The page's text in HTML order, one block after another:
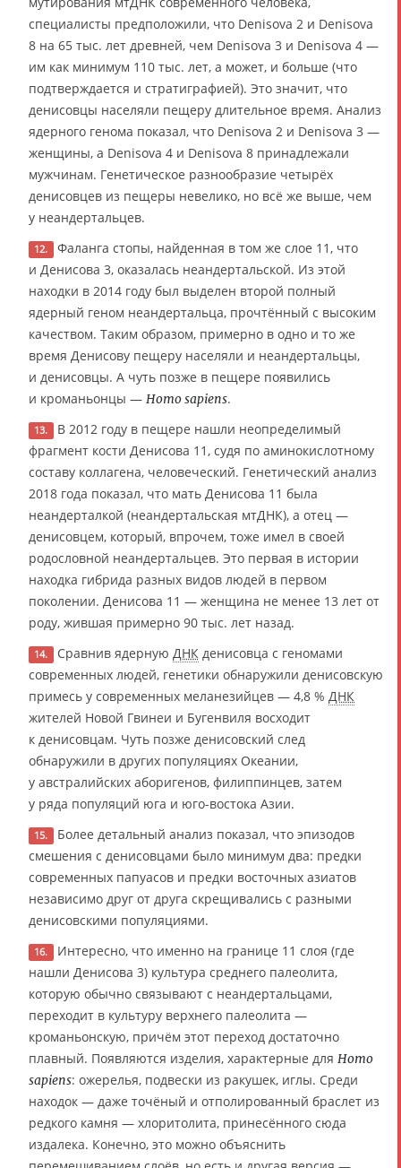
специалисты предположили, что Denisova 2 и Denisova
8 на 65 тыс. лет древней, чем Denisova 3 и Denisova 4 —
им как минимум 110 тыс. лет, а может, и больше (что
подтверждается и стратиграфией). Это значит, что
денисовцы населяли пещеру длительное время. Анализ
ядерного генома показал, что Denisova 2 и Denisova 3 —
женщины, а Denisova 4 и Denisova 8 принадлежали
мужчинам. Генетическое разнообразие четырёх
денисовцев из пещеры невелико, но всё же выше, чем
у неандертальцев.
12. Фаланга стопы, найденная в том же слое 11, что
и Денисова 3, оказалась неандертальской. Из этой
находки в 2014 году был выделен второй полный
ядерный геном неандертальца, прочтённый с высоким
качеством. Таким образом, примерно в одно и то же
время Денисову пещеру населяли и неандертальцы,
и денисовцы. А чуть позже в пещере появились
и кроманьонцы — Homo sapiens.
13. В 2012 году в пещере нашли неопределимый
фрагмент кости Денисова 11, судя по аминокислотному
составу коллагена, человеческий. Генетический анализ
2018 года показал, что мать Денисова 11 была
неандерталкой (неандертальская мтДНК), а отец —
денисовцем, который, впрочем, тоже имел в своей
родословной неандертальцев. Это первая в истории
находка гибрида разных видов людей в первом
поколении. Денисова 11 — женщина не менее 13 лет от
роду, жившая примерно 90 тыс. лет назад.
14. Сравнив ядерную ДНКденисовца с геномами
современных людей, генетики обнаружили денисовскую
примесь у современных меланезийцев — 4,8 % ДНК
жителей Новой Гвинеи и Бугенвиля восходит
к денисовцам. Чуть позже денисовский след
обнаружили в других популяциях Океании,
у австралийских аборигенов, филиппинцев, затем
у ряда популяций юга и юго-востока Азии.
15. Более детальный анализ показал, что эпизодов
смешения с денисовцами было минимум два: предки
современных папуасов и предки восточных азиатов
независимо друг от друга скрещивались с разными
денисовскими популяциями.
16. Интересно, что именно на границе 11 слоя (где
нашли Денисова 3) культура среднего палеолита,
которую обычно связывают с неандертальцами,
переходит в культуру верхнего палеолита —
кроманьонскую, причём этот переход достаточно
плавный. Появляются изделия, характерные для Homo
sapiens: ожерелья, подвески из ракушек, иглы. Среди
находок — даже точёный и отполированный браслет из
редкого камня — хлоритолита, принесённого сюда
издалека. Конечно, это можно объяснить